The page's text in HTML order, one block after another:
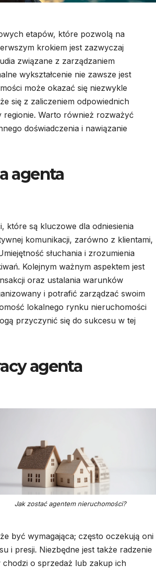
etapów, które pozwolą na
krokiem jest zazwyczaj
związane z zarządzaniem
wykształcenie nie zawsze jest
może okazać się niezwykle
się z zaliczeniem odpowiednich
regionie. Warto również rozważyć
doświadczenia i nawiązanie
agenta
które są kluczowe dla odniesienia
komunikacji, zarówno z klientami,
słuchania i zrozumienia
Kolejnym ważnym aspektem jest
oraz ustalania warunków
i potrafić zarządzać swoim
lokalnego rynku nieruchomości
przyczynić się do sukcesu w tej
agenta
Jak zostać agentem nieruchomości?
być wymagająca; często oczekują oni
i presji. Niezbędne jest także radzenie
chodzi o sprzedaż lub zakup ich